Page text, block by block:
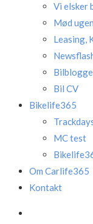
Vi elsker
Mød
Leasing,
Bil CV
Bikelife365
MC test
Om Carlife365
Kontakt